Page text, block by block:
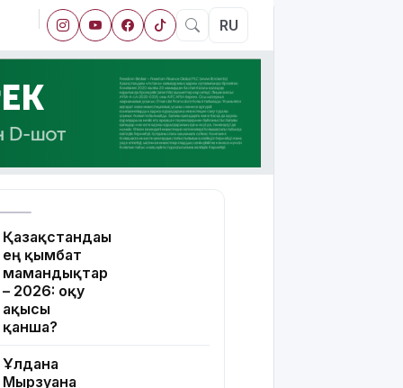
RU
Қазақстандағы
ең қымбат
мамандықтар
– 2026: оқу
ақысы
қанша?
Ұлдана
Мырзуанға